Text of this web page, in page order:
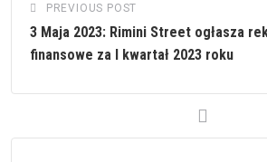
PREVIOUS POST
3 Maja 2023: Rimini Street ogłasza
finansowe za I kwartał 2023 roku